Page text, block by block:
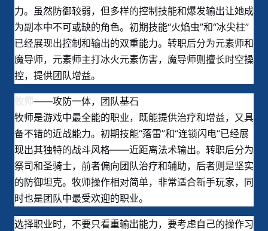
力。虽然防御较弱，但多样的控制技能和爆发输出让她成
为副本中不可或缺的角色。初期技能“火焰虫”和“冰尖柱”
已经展现出控制和输出的双重能力。转职后分为元素师和
魔导师，元素师主打冰火元素伤害，魔导师则擅长时空操
控，提供团队增益。
——攻防一体，团队基石
牧师是游戏中最全能的职业，既能提供治疗和增益，又具
备不错的近战能力。初期技能“落雷”和“连锁闪电”已经展
现出其独特的战斗风格——近距离法术输出。转职后分为
祭司和圣骑士，前者偏向团队治疗和辅助，后者则是坚实
的防御坦克。牧师操作相对简单，非常适合新手玩家，同
时也是团队中最受欢迎的职业。
选择职业时，不要只看重输出能力，要考虑自己的操作习